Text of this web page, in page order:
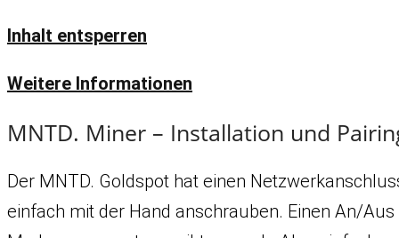
Inhalt entsperren
Weitere Informationen
MNTD. Miner – Installation und
Der MNTD. Goldspot hat einen
einfach mit der Hand anschrauben. Einen An/